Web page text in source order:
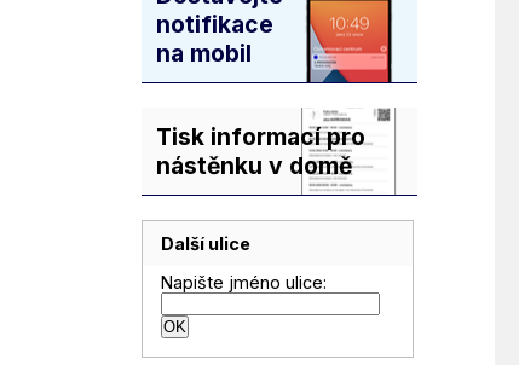
notifikace
na mobil
Tisk informací pro
nástěnku v domě
Další ulice
Napište jméno ulice: